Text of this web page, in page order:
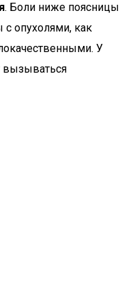
. Боли ниже поясницы
опухолями, как
У
вызываться